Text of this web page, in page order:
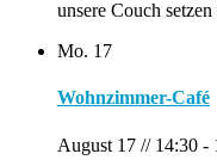
unsere Couch
Mo. 17
Wohnzimmer-Café
August 17 // 14:30 -